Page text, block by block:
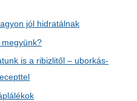
jól hidratálnak
is a ribizlitől – uborkás-